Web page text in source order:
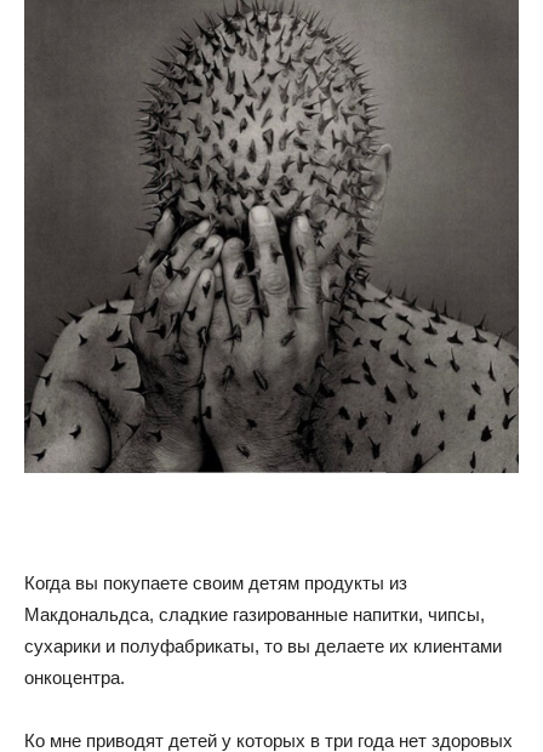
Когда вы покупаете своим детям продукты из
Макдональдса, сладкие газированные напитки, чипсы,
сухарики и полуфабрикаты, то вы делаете их клиентами
онкоцентра.
Ко мне приводят детей у которых в три года нет здоровых